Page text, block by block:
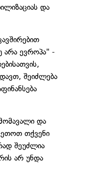
და
არა ევროპა" -
შეიძლება
და
თქვენი
შეუძლია
არ უნდა